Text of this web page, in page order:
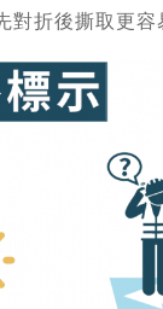
折後撕取更容